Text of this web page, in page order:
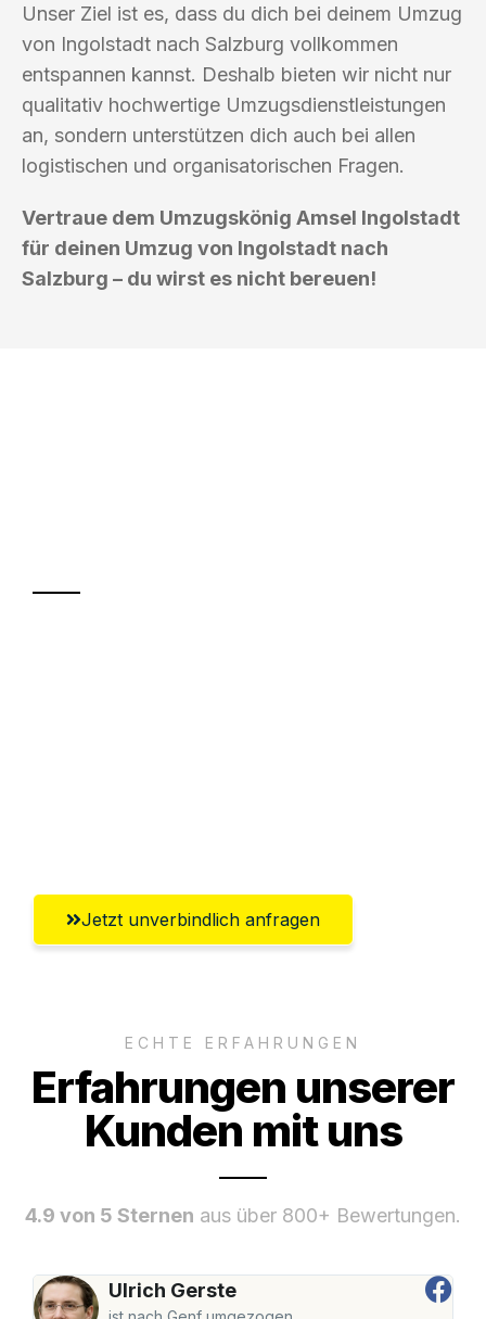
Unser Ziel ist es, dass du dich bei deinem Umzug
von Ingolstadt nach Salzburg vollkommen
entspannen kannst. Deshalb bieten wir nicht nur
qualitativ hochwertige Umzugsdienstleistungen
an, sondern unterstützen dich auch bei allen
logistischen und organisatorischen Fragen.
Vertraue dem Umzugskönig Amsel Ingolstadt
für deinen Umzug von Ingolstadt nach
Salzburg – du wirst es nicht bereuen!
Jetzt unverbindlich anfragen
ECHTE ERFAHRUNGEN
Erfahrungen unserer
Kunden mit uns
4.9 von 5 Sternen aus über 800+ Bewertungen.
Ulrich Gerste